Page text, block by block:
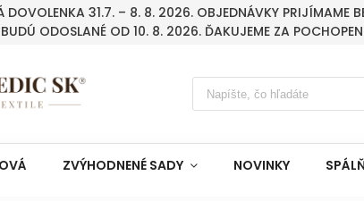
DOVOLENKA 31.7. – 8. 8. 2026. OBJEDNÁVKY PRIJÍMAME
BUDÚ ODOSLANÉ OD 10. 8. 2026. ĎAKUJEME ZA
ZVÝHODNENÉ SADY NOVINKY